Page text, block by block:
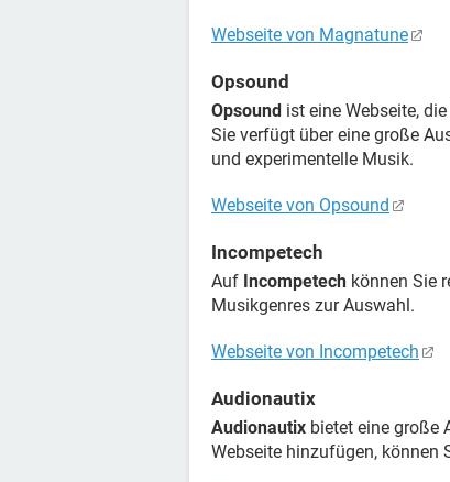
Webseite von Magnatune
Opsound
Opsound ist eine Webseite,
Sie verfügt über eine große
und experimentelle Musik.
Webseite von Opsound
Incompetech
Auf Incompetech können Sie
Musikgenres zur Auswahl.
Webseite von Incompetech
Audionautix
Audionautix bietet eine große
Webseite hinzufügen, können